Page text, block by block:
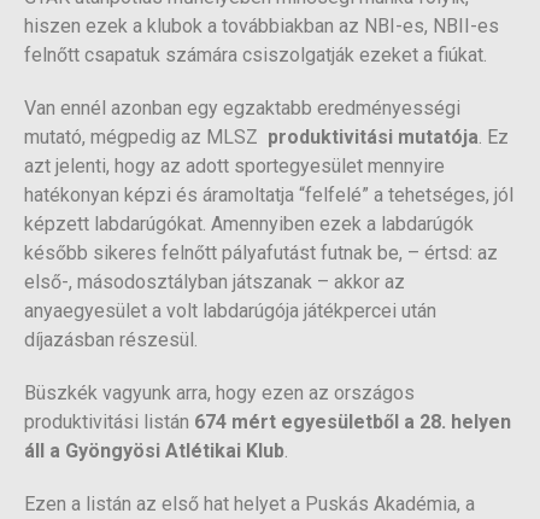
hiszen ezek a klubok a továbbiakban az NBI-es, NBII-es
felnőtt csapatuk számára csiszolgatják ezeket a fiúkat.
Van ennél azonban egy egzaktabb eredményességi
mutató, mégpedig az MLSZ produktivitási mutatója . Ez
azt jelenti, hogy az adott sportegyesület mennyire
hatékonyan képzi és áramoltatja “felfelé” a tehetséges, jól
képzett labdarúgókat. Amennyiben ezek a labdarúgók
később sikeres felnőtt pályafutást futnak be, – értsd: az
első-, másodosztályban játszanak – akkor az
anyaegyesület a volt labdarúgója játékpercei után
díjazásban részesül.
Büszkék vagyunk arra, hogy ezen az országos
produktivitási listán 674 mért egyesületből a 28. helyen
áll a Gyöngyösi Atlétikai Klub
Ezen a listán az első hat helyet a Puskás Akadémia, a